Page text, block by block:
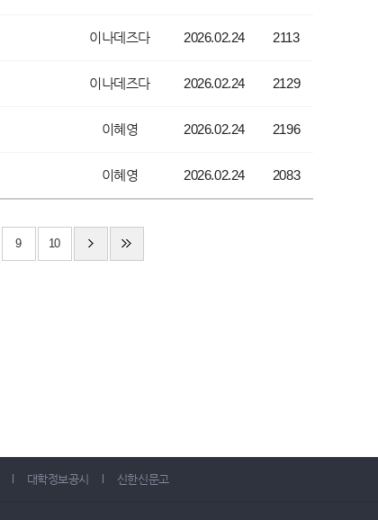
이나데즈다 2026.02.24 2113
이나데즈다 2026.02.24 2129
이혜영 2026.02.24 2196
이혜영 2026.02.24 2083
9 10
대학정보공시 신한신문고